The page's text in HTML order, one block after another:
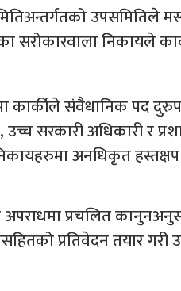
उपसमितिले
सरोकारवाला निकायले
संवैधानिक पद
उच्च सरकारी अधिकारी र
अनधिकृत
अपराधमा प्रचलित
प्रतिवेदन तयार